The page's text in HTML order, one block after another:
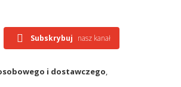
Subskrybuj nasz kanał
i dostawczego,